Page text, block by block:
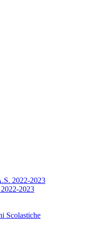
2022-2023
2023
Scolastiche